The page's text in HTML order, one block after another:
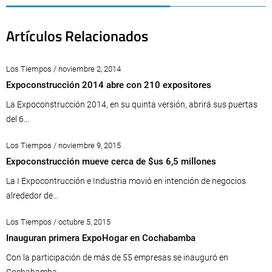
Artículos Relacionados
Los Tiempos / noviembre 2, 2014
Expoconstrucción 2014 abre con 210 expositores
La Expoconstrucción 2014, en su quinta versión, abrirá sus puertas
del 6...
Los Tiempos / noviembre 9, 2015
Expoconstrucción mueve cerca de $us 6,5 millones
La I Expocontrucción e Industria movió en intención de negocios
alrededor de...
Los Tiempos / octubre 5, 2015
Inauguran primera ExpoHogar en Cochabamba
Con la participación de más de 55 empresas se inauguró en